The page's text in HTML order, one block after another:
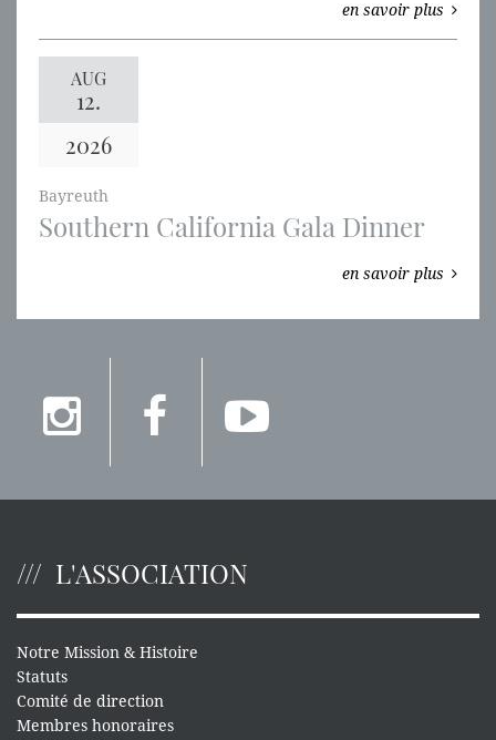
en savoir plus
AUG
12.
2026
Bayreuth
Southern California Gala Dinner
en savoir plus
L'ASSOCIATION
Notre Mission & Histoire
Statuts
Comité de direction
Membres honoraires